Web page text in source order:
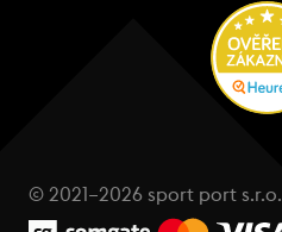
© 2021–2026 sport port s.r.o.